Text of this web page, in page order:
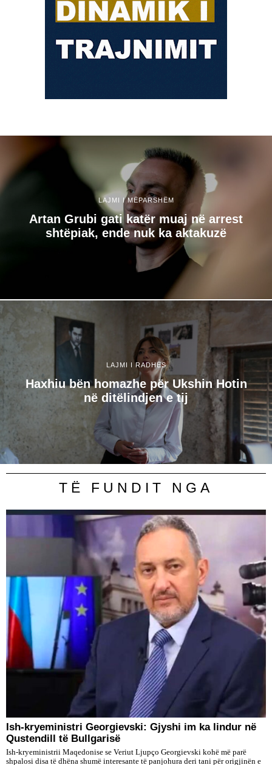
LAJMI I MËPARSHËM
Artan Grubi gati katër muaj në arrest
shtëpiak, ende nuk ka aktakuzë
LAJMI I RADHËS
Haxhiu bën homazhe për Ukshin Hotin
në ditëlindjen e tij
TË FUNDIT NGA
Ish-kryeministri Georgievski: Gjyshi im ka lindur në
Qustendill të Bullgarisë
Ish-kryeministrii Maqedonise se Veriut Ljupço Georgievski kohë më parë
shpalosi disa të dhëna shumë interesante të panjohura deri tani për origjinën e